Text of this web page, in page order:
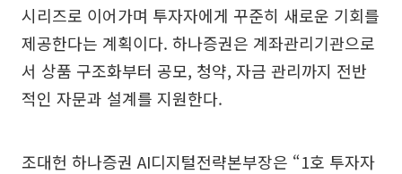
시리즈로 이어가며 투자자에게 꾸준히 새로운 기회를
제공한다는 계획이다. 하나증권은 계좌관리기관으로
서 상품 구조화부터 공모, 청약, 자금 관리까지 전반
적인 자문과 설계를 지원한다.
조대헌 하나증권 AI디지털전략본부장은 “1호 투자자